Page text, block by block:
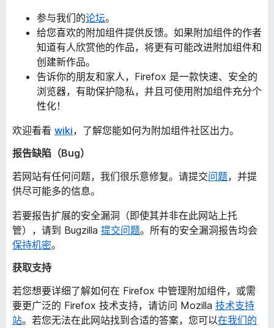
参与我们的论坛。
给您喜欢的附加组件提供反馈。如果附加组件的作者
知道有人欣赏他的作品，将更有可能改进附加组件和
创建新作品。
告诉你的朋友和家人，Firefox 是一款快速、安全的
浏览器，有助保护隐私，并且可使用附加组件充分个
性化！
欢迎看看 wiki，了解您能如何为附加组件社区出力。
报告缺陷（Bug）
若网站有任何问题，我们很乐意修复。请提交问题，并提
供尽可能多的信息。
若要报告扩展的安全漏洞（即使其并非在此网站上托
管），请到 Bugzilla 提交问题。所有的安全漏洞报告均会
保持机密。
获取支持
若您想要详细了解如何在 Firefox 中管理附加组件，或需
要更广泛的 Firefox 技术支持，请访问 Mozilla 技术支持
站。若您无法在此网站找到合适的答案，您可以在我们的